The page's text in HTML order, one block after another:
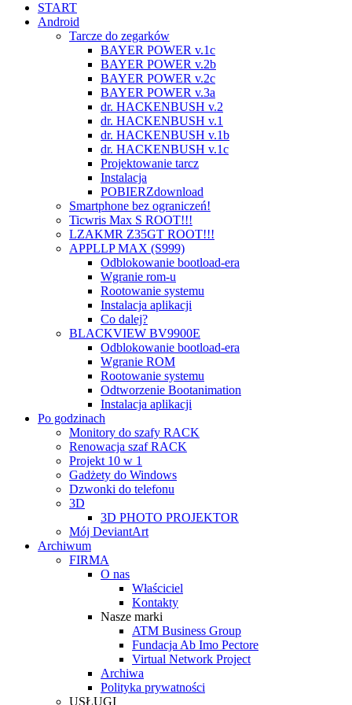
START
Android
Tarcze do zegarków
BAYER POWER v.1c
BAYER POWER v.2b
BAYER POWER v.2c
BAYER POWER v.3a
dr. HACKENBUSH v.2
dr. HACKENBUSH v.1
dr. HACKENBUSH v.1b
dr. HACKENBUSH v.1c
Projektowanie tarcz
Instalacja
POBIERZdownload
Smartphone bez ograniczeń!
Ticwris Max S ROOT!!!
LZAKMR Z35GT ROOT!!!
APPLLP MAX (S999)
Odblokowanie bootload-era
Wgranie rom-u
Rootowanie systemu
Instalacja aplikacji
Co dalej?
BLACKVIEW BV9900E
Odblokowanie bootload-era
Wgranie ROM
Rootowanie systemu
Odtworzenie Bootanimation
Instalacja aplikacji
Po godzinach
Monitory do szafy RACK
Renowacja szaf RACK
Projekt 10 w 1
Gadżety do Windows
Dzwonki do telefonu
3D
3D PHOTO PROJEKTOR
Mój DeviantArt
Archiwum
FIRMA
O nas
Właściciel
Kontakty
Nasze marki
ATM Business Group
Fundacja Ab Imo Pectore
Virtual Network Project
Archiwa
Polityka prywatności
USŁUGI